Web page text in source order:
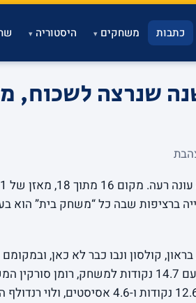
כתבות משחקים▾ היסטוריה▾
ברציפות שבה כל “משחק בית” הוא
קולסון ונבו כבר לא כאן,